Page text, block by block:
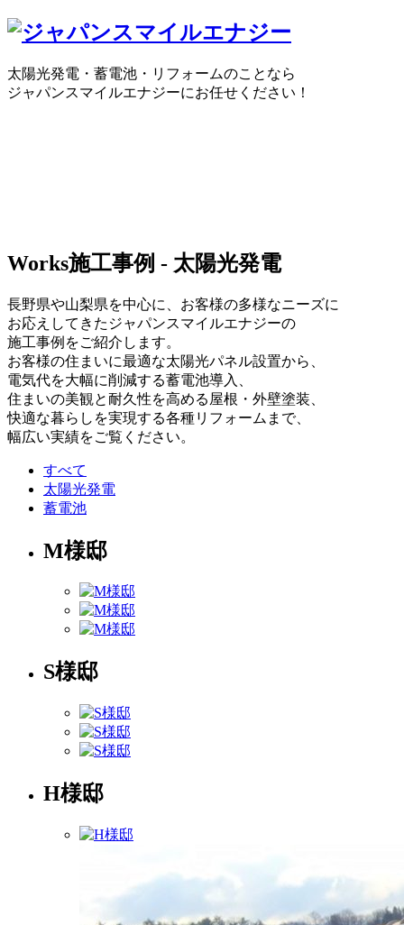
太陽光発電・蓄電池・リフォームのことなら
ジャパンスマイルエナジーにお任せください！
Works施工事例 - 太陽光発電
長野県や山梨県を中心に、お客様の多様なニーズに
お応えしてきたジャパンスマイルエナジーの
施工事例をご紹介します。
お客様の住まいに最適な太陽光パネル設置から、
電気代を大幅に削減する蓄電池導入、
住まいの美観と耐久性を高める屋根・外壁塗装、
快適な暮らしを実現する各種リフォームまで、
幅広い実績をご覧ください。
すべて
太陽光発電
蓄電池
M様邸
S様邸
H様邸